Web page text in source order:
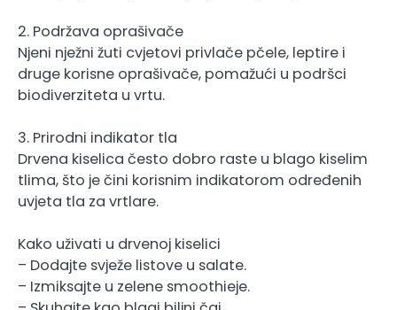
2. Podržava oprašivače
Njeni nježni žuti cvjetovi privlače pčele, leptire i
druge korisne oprašivače, pomažući u podršci
biodiverziteta u vrtu.
3. Prirodni indikator tla
Drvena kiselica često dobro raste u blago kiselim
tlima, što je čini korisnim indikatorom određenih
uvjeta tla za vrtlare.
Kako uživati ​​u drvenoj kiselici
– Dodajte svježe listove u salate.
– Izmiksajte u zelene smoothieje.